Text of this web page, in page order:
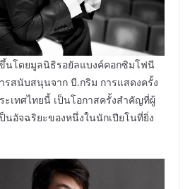
นโดยมูลนิธิรอยัลแบงค์คอกซิมโฟนี
รสนับสนุนจาก บี.กริม การแสดงครั้ง
ะเทศไทยนี้ เป็นโอกาสครั้งสำคัญที่ผู้
นอัจฉริยะของหนึ่งในนักเปียโนที่ยิ่ง